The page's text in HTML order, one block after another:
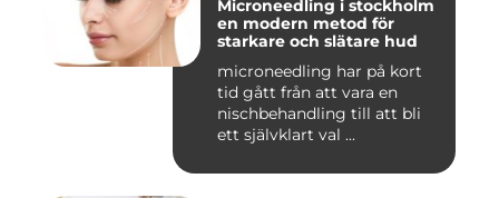
Microneedling i stockholm
en modern metod för
starkare och slätare hud
microneedling har på kort
tid gått från att vara en
nischbehandling till att bli
ett självklart val ...